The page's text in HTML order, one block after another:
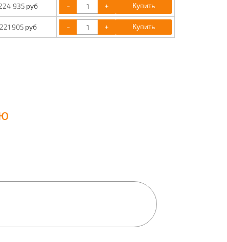
935 руб - + Купить
221 905 руб - + Купить